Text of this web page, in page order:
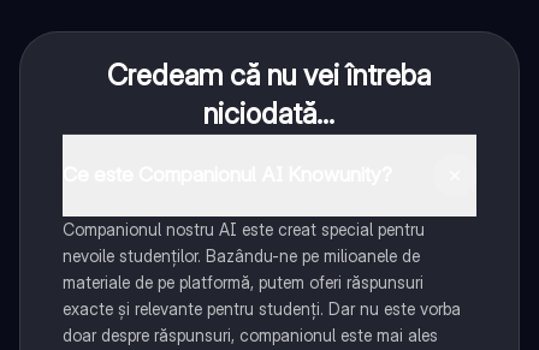
Credeam că nu vei întreba
niciodată...
Companionul nostru AI este creat special pentru
nevoile studenților. Bazându-ne pe milioanele de
materiale de pe platformă, putem oferi răspunsuri
exacte și relevante pentru studenți. Dar nu este vorba
doar despre răspunsuri, companionul este mai ales